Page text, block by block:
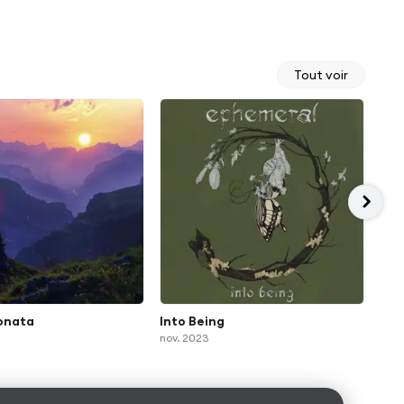
Tout voir
Into Being
nov. 2023